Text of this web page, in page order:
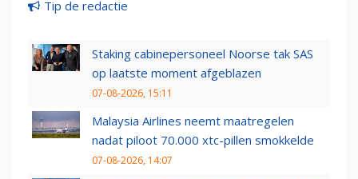
Tip de redactie
Staking cabinepersoneel Noorse tak SAS
op laatste moment afgeblazen
07-08-2026, 15:11
Malaysia Airlines neemt maatregelen
nadat piloot 70.000 xtc-pillen smokkelde
07-08-2026, 14:07